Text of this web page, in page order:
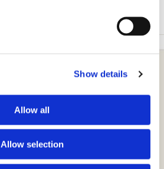
Show details
Allow all
Allow selection
Wunschliste
hinzufügen